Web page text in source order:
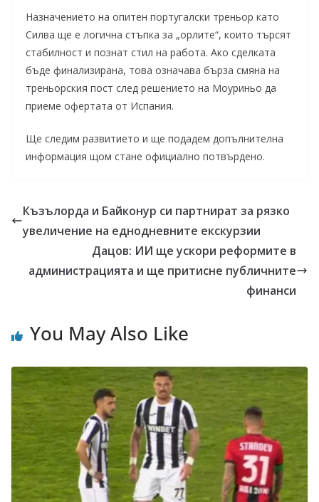
Назначението на опитен португалски треньор като
Силва ще е логична стъпка за „орлите“, които търсят
стабилност и познат стил на работа. Ако сделката
бъде финализирана, това означава бърза смяна на
треньорския пост след решението на Моуриньо да
приеме офертата от Испания.
Ще следим развитието и ще подадем допълнителна
информация щом стане официално потвърдено.
Къзълорда и Байконур си партнират за рязко
увеличение на еднодневните екскурзии
Дацов: ИИ ще ускори реформите в
администрацията и ще притисне публичните
финанси
You May Also Like